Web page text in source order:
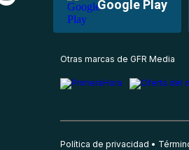
Google Play
Otras marcas de GFR Media
Política de privacidad